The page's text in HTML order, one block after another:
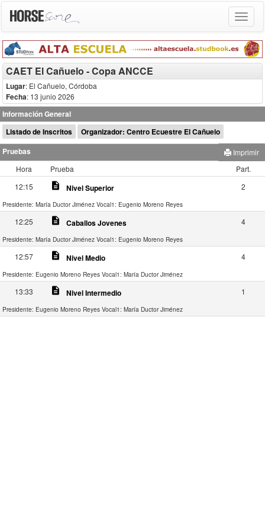
Toggle
CAET El Cañuelo - Copa ANCCE
Lugar: El Cañuelo, Córdoba
Fecha: 13 junio 2026
Información General
Listado de Inscritos
Organizador: Centro Ecuestre El Cañuelo
Pruebas
Imprimir
Hora
Prueba
Part.
12:15
description Nivel Superior 2
Presidente: María Ductor Jiménez Vocal1: Eugenio Moreno Reyes
12:25 description Caballos Jovenes 4
Presidente: María Ductor Jiménez Vocal1: Eugenio Moreno Reyes
12:57 description Nivel Medio 4
Presidente: Eugenio Moreno Reyes Vocal1: María Ductor Jiménez
13:33 description Nivel Intermedio 1
Presidente: Eugenio Moreno Reyes Vocal1: María Ductor Jiménez